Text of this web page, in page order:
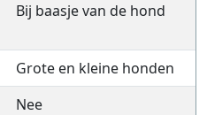
Bij baasje van de hond
Grote en kleine honden
Nee